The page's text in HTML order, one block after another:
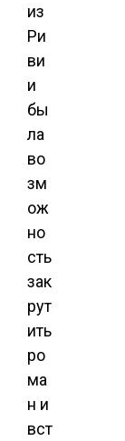
из
Ри
ви
и
бы
ла
во
зм
ож
но
сть
зак
рут
ить
ро
ма
н и
вст